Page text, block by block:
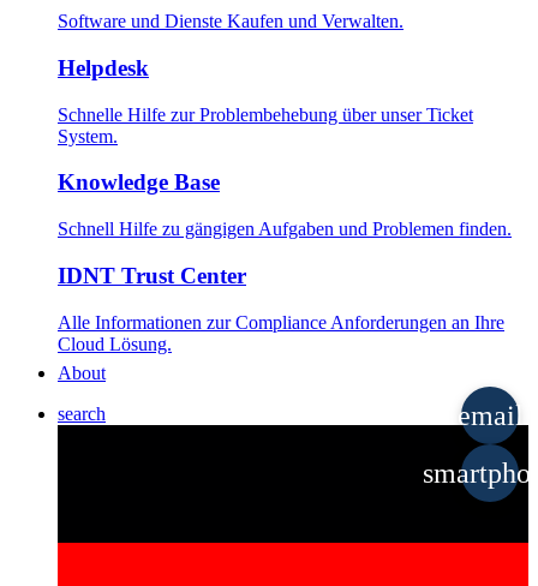
Software und Dienste Kaufen und Verwalten.
Helpdesk
Schnelle Hilfe zur Problembehebung über unser Ticket
System.
Knowledge Base
Schnell Hilfe zu gängigen Aufgaben und Problemen finden.
IDNT Trust Center
Alle Informationen zur Compliance Anforderungen an Ihre
Cloud Lösung.
About
search
email